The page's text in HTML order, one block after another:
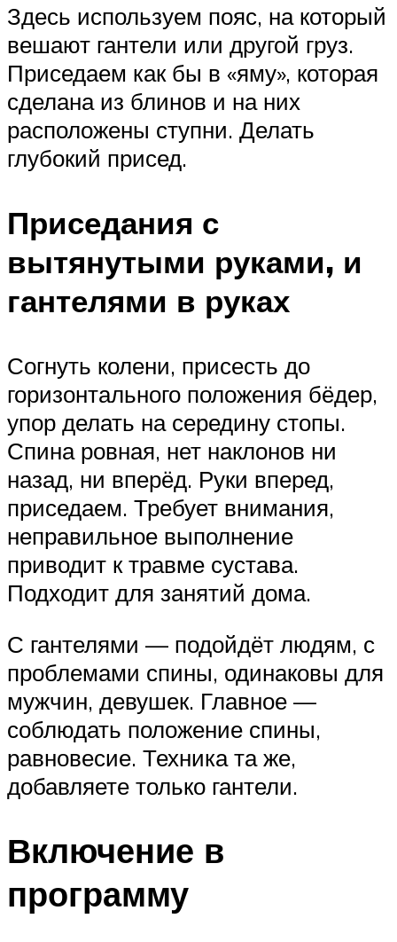
Здесь используем пояс, на который
вешают гантели или другой груз.
Приседаем как бы в «яму», которая
сделана из блинов и на них
расположены ступни. Делать
глубокий присед.
Приседания с
вытянутыми руками, и
гантелями в руках
Согнуть колени, присесть до
горизонтального положения бёдер,
упор делать на середину стопы.
Спина ровная, нет наклонов ни
назад, ни вперёд. Руки вперед,
приседаем. Требует внимания,
неправильное выполнение
приводит к травме сустава.
Подходит для занятий дома.
С гантелями — подойдёт людям, с
проблемами спины, одинаковы для
мужчин, девушек. Главное —
соблюдать положение спины,
равновесие. Техника та же,
добавляете только гантели.
Включение в
программу